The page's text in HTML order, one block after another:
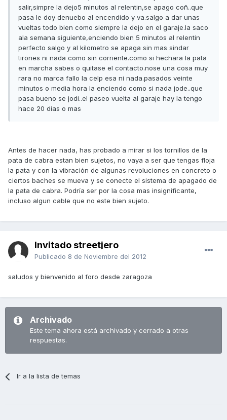
salir,simpre la dejo5 minutos al relentin,se apago coñ..que
pasa le doy denuebo al encendido y va.salgo a dar unas
vueltas todo bien como siempre la dejo en el garaje.la saco
ala semana siguiente,enciendo bien 5 minutos al relentin
perfecto salgo y al kilometro se apaga sin mas sindar
tirones ni nada como sin corriente.como si hechara la pata
en marcha sabes o quitase el contacto.nose una cosa muy
rara no marca fallo la celp esa ni nada.pasados veinte
minutos o media hora la enciendo como si nada jode..que
pasa bueno se jodi..el paseo vuelta al garaje hay la tengo
hace 20 dias o mas
Antes de hacer nada, has probado a mirar si los tornillos de la
pata de cabra estan bien sujetos, no vaya a ser que tengas floja
la pata y con la vibración de algunas revoluciones en concreto o
ciertos baches se mueva y se conecte el sistema de apagado de
la pata de cabra. Podría ser por la cosa mas insignificante,
incluso algun cable que no este bien sujeto.
Invitado streetjero
Publicado 8 de Noviembre del 2012
saludos y bienvenido al foro desde zaragoza
Archivado
Este tema ahora está archivado y cerrado a otras
respuestas.
Ir a la lista de temas